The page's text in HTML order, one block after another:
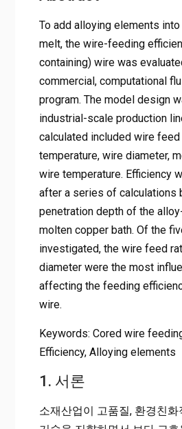
To add alloying elements
melt, the wire-feeding
containing) wire was
commercial, computational
program. The model design
industrial-scale production
calculated included wire feed
temperature, wire diameter,
wire temperature. Efficiency
after a series of calculations
penetration depth of the
molten copper bath. Of the
investigated, the wire feed
diameter were the most
affecting the feeding
wire.
Keywords: Cored wire
Efficiency, Alloying elements
1. 서론
소재산업이 고품질, 환경친화